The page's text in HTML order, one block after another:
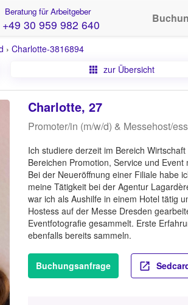
Beratung für Arbeitgeber
+49 30 959 982 640
› Charlotte-3816894
zur Übersicht
Charlotte, 27
Promoter/in (m/w/d) & Messehost/
Ich studiere derzeit im Bereich
Bereichen Promotion, Service und Event
Bei der Neueröffnung einer Filiale habe
meine Tätigkeit bei der Agentur
war ich als Aushilfe in einem Hotel tätig
Hostess auf der Messe Dresden
Eventfotografie gesammelt. Erste
ebenfalls bereits sammeln.
Buchungsanfrage